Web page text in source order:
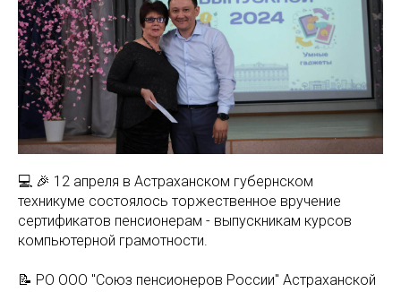
💻 🎉 12 апреля в Астраханском губернском
техникуме состоялось торжественное вручение
сертификатов пенсионерам - выпускникам курсов
компьютерной грамотности.
📝 РО ООО "Союз пенсионеров России" Астраханской